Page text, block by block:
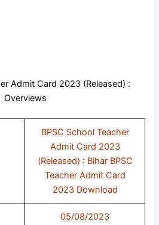
Admit Card 2023 (Released) :
Overviews
BPSC School Teacher
Admit Card 2023
(Released) : Bihar BPSC
Teacher Admit Card
2023 Download
05/08/2023